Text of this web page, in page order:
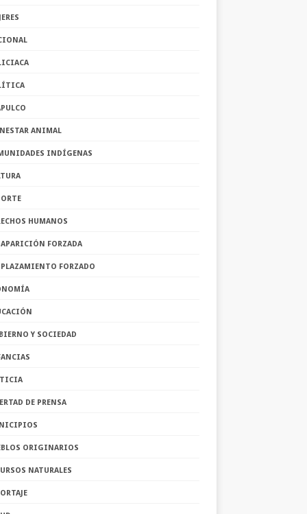
ANIMAL
INDÍGENAS
HUMANOS
FORZADA
FORZADO
Y SOCIEDAD
DE PRENSA
ORIGINARIOS
NATURALES